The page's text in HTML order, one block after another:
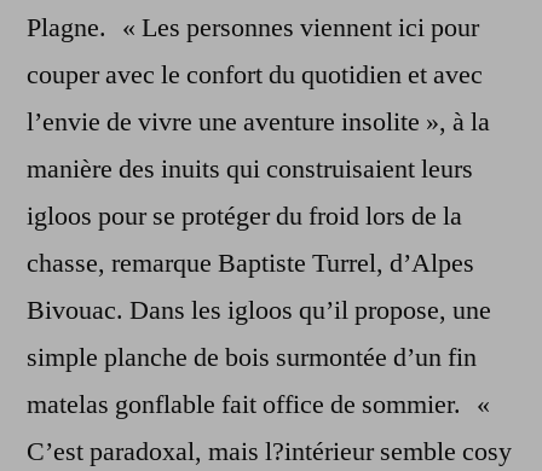
Plagne. « Les personnes viennent ici pour
couper avec le confort du quotidien et avec
l’envie de vivre une aventure insolite », à la
manière des inuits qui construisaient leurs
igloos pour se protéger du froid lors de la
chasse, remarque Baptiste Turrel, d’Alpes
Bivouac. Dans les igloos qu’il propose, une
simple planche de bois surmontée d’un fin
matelas gonflable fait office de sommier. «
C’est paradoxal, mais l?intérieur semble cosy